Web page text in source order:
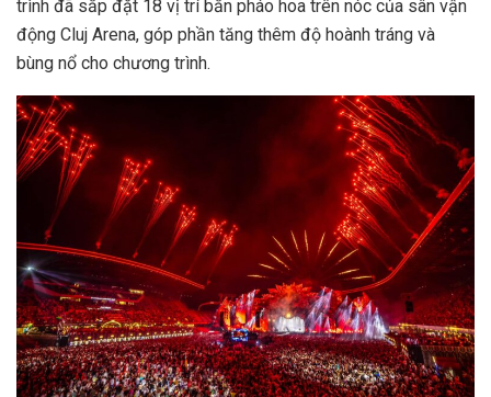
trình đã sắp đặt 18 vị trí bắn pháo hoa trên nóc của sân vận
động Cluj Arena, góp phần tăng thêm độ hoành tráng và
bùng nổ cho chương trình.